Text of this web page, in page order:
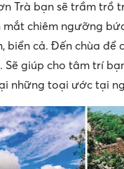
Trà bạn sẽ trầm trồ
chiêm ngưỡng
biển cả. Đến chùa để
Sẽ giúp cho tâm trí
những toại ước tại